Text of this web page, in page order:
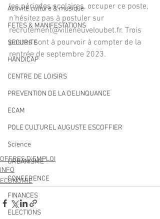
Activité culture & musique
FETES & MANIFESTATIONS
SECURITE
HANDICAP
CENTRE DE LOISIRS
PREVENTION DE LA DELINQUANCE
ECAM
POLE CULTUREL AUGUSTE ESCOFFIER
Science
URBANISME
CONFERENCE
FINANCES
ELECTIONS
les périodes scolaires, occuper ce poste,
n’hésitez pas à postuler sur
recrutement@villeneuveloubet.fr. Trois
postes sont à pourvoir à compter de la
rentrée de septembre 2023.
OFFRES D'EMPLOI
INFO
ECONOMIE